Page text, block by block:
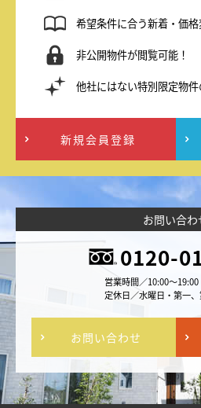
希望条件に合う新着・価
非公開物件が閲覧可能！
他社にはない特別限定物
新規会員登録
お問い合わ
0120-
営業時間／10:00～
定休日／水曜日・第一
お問い合わせ